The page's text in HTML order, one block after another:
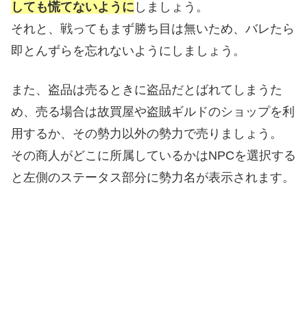
しても慌てないように しましょう。
それと、戦ってもまず勝ち目は無いため、バレたら
即とんずらを忘れないようにしましょう。
また、盗品は売るときに盗品だとばれてしまうた
め、売る場合は故買屋や盗賊ギルドのショップを利
用するか、その勢力以外の勢力で売りましょう。
その商人がどこに所属しているかはNPCを選択する
と左側のステータス部分に勢力名が表示されます。